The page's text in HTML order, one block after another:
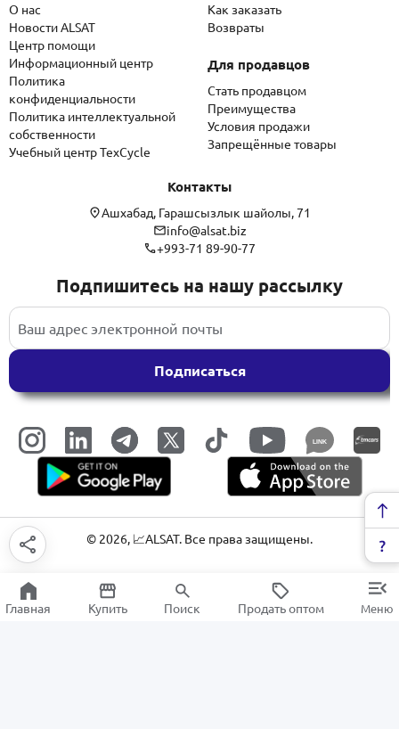
О нас
Новости ALSAT
Центр помощи
Информационный центр
Политика
конфиденциальности
Политика интеллектуальной
собственности
Учебный центр TexCycle
Как заказать
Возвраты
Для продавцов
Стать продавцом
Преимущества
Условия продажи
Запрещённые товары
Контакты
Ашхабад, Гарашсызлык шайолы, 71
info@alsat.biz
+993-71 89-90-77
Подпишитесь на нашу рассылку
Подписаться
LINK
© 2026, 📈ALSAT. Все права защищены.
Главная Купить Поиск Продать оптом Меню